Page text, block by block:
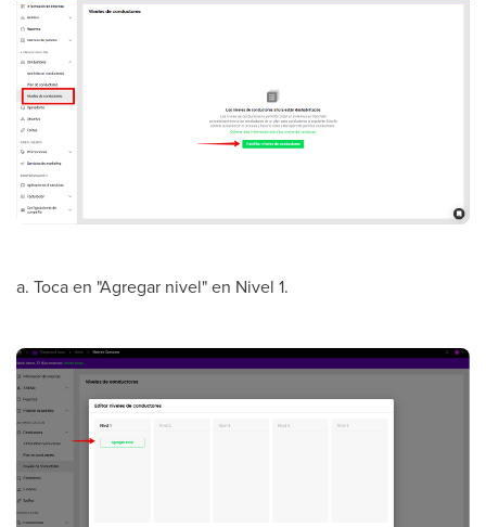
a. Toca en "Agregar nivel" en Nivel 1.